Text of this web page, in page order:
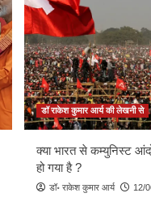
डॉ राकेश कुमार आर्य की लेखनी से
क्या भारत से कम्युनिस्ट
हो गया है ?
डॉ॰ राकेश कुमार आर्य 12/